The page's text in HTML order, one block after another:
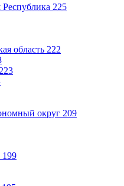
Республика 225
область 222
223
округ 209
199